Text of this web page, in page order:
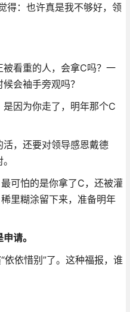
得：也许真是我不够好，领
看重的人，会拿C吗？一
会袖手旁观吗？
因为你走了，明年那个C
，还要对领导感恩戴德
可怕的是你拿了C，还被灌
里糊涂留下来，准备明年
请。
依惜别”了。这种福报，谁